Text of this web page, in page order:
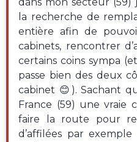
dans mon secteur (59)
la recherche de
entière afin de
cabinets, rencontrer
certains coins sympa
passe bien des deux
cabinet 😊). Sachant
France (59) une vraie
faire la route pour
d’affilées par